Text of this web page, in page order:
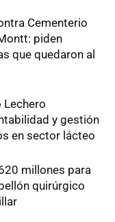
Cementerio
piden
que quedaron al
Lechero
y gestión
en sector lácteo
millones para
quirúrgico